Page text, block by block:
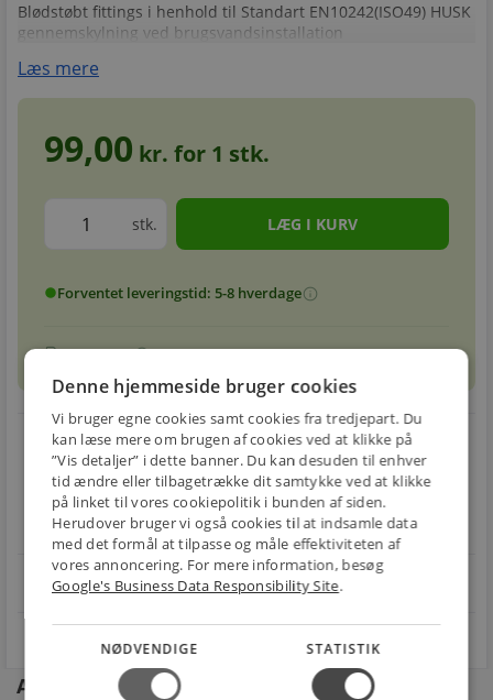
Blødstøbt fittings i henhold til Standart EN10242(ISO49) HUSK
gennemskylning ved brugsvandsinstallation
Læs mere
99,00 kr. for 1 stk.
stk.
circleForventet leveringstid: 5-8 hverdageinfo
sellPrismatchinfo
E-MÆRKET
Handle trygt hos
os
local_shipping
BILLIG
FRAGT
Fra 49,00 kr.
restart_alt
30 DAGES
RETUR
Nem returnering
star4.1 på Trustpilot 11,691 anmeldelser
Andre kunder købte også
Denne hjemmeside bruger cookies
Vi bruger egne cookies samt cookies fra tredjepart. Du
kan læse mere om brugen af cookies ved at klikke på
”Vis detaljer” i dette banner. Du kan desuden til enhver
tid ændre eller tilbagetrække dit samtykke ved at klikke
på linket til vores cookiepolitik i bunden af siden.
Herudover bruger vi også cookies til at indsamle data
med det formål at tilpasse og måle effektiviteten af
vores annoncering. For mere information, besøg
Google's Business Data Responsibility Site.
NØDVENDIGE STATISTIK